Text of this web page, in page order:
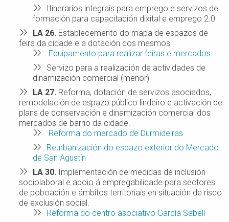
Itinerarios integrais para emprego e servizos de
formación para capacitación dixital e emprego 2.0
LA 26. Establecemento do mapa de espazos de
feira da cidade e a dotación dos mesmos.
Equipamento para realizar feiras e mercados
Servizo para a realización de actividades de
dinamización comercial (menor)
LA 27. Reforma, dotación de servizos asociados,
remodelación de espazo público lindeiro e activación de
plans de conservación e dinamización comercial dos
mercados de barrio da cidade.
Reforma do mercado de Durmideiras
Reurbanización do espazo exterior do Mercado
de San Agustín
LA 30. Implementación de medidas de inclusión
sociolaboral e apoio á empregabilidade para sectores
de poboación e ámbitos territoriais en situación de risco
de exclusión social.
Reforma do centro asociativo García Sabell